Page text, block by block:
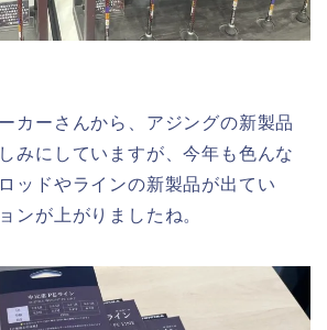
カーさんから、アジングの新製品
みにしていますが、今年も色んな
ッドやラインの新製品が出てい
ンが上がりましたね。